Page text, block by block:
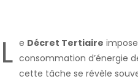
L e Décret Tertiaire
consommation d’énergie
cette tâche se révèle